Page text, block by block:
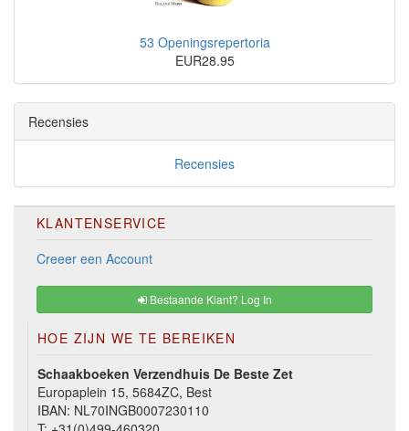
53 Openingsrepertoria
EUR28.95
Recensies
Recensies
KLANTENSERVICE
Creeer een Account
Bestaande Klant? Log In
HOE ZIJN WE TE BEREIKEN
Schaakboeken Verzendhuis De Beste Zet
Europaplein 15, 5684ZC, Best
IBAN: NL70INGB0007230110